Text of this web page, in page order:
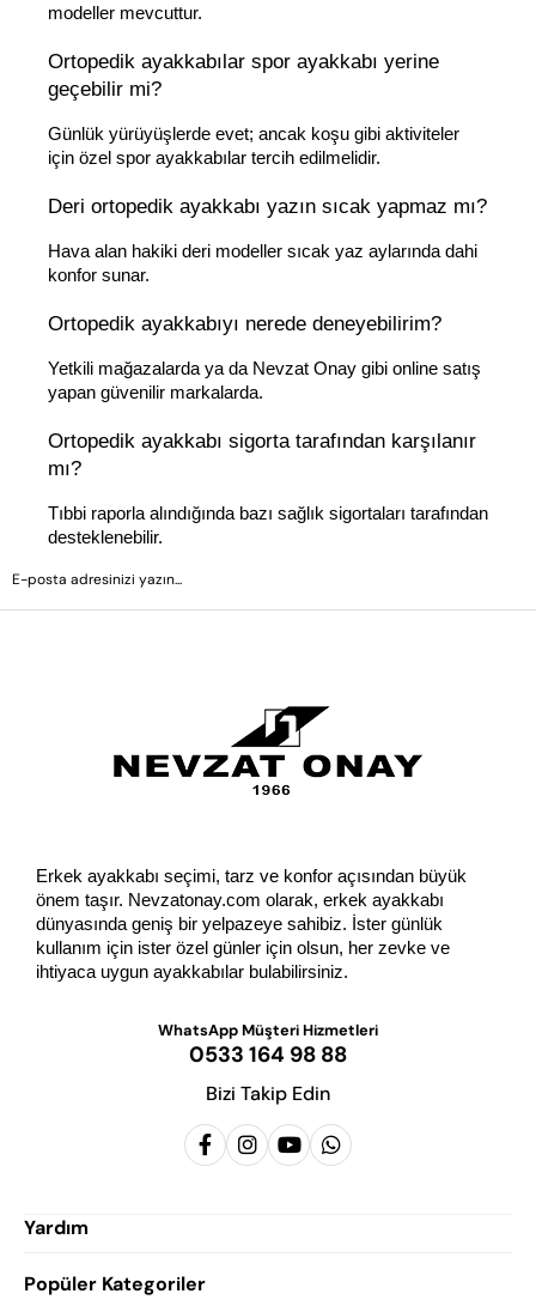
modeller mevcuttur.
Ortopedik ayakkabılar spor ayakkabı yerine
geçebilir mi?
Günlük yürüyüşlerde evet; ancak koşu gibi aktiviteler
için özel spor ayakkabılar tercih edilmelidir.
Deri ortopedik ayakkabı yazın sıcak yapmaz mı?
Hava alan hakiki deri modeller sıcak yaz aylarında dahi
konfor sunar.
Ortopedik ayakkabıyı nerede deneyebilirim?
Yetkili mağazalarda ya da Nevzat Onay gibi online satış
yapan güvenilir markalarda.
Ortopedik ayakkabı sigorta tarafından karşılanır
mı?
Tıbbi raporla alındığında bazı sağlık sigortaları tarafından
desteklenebilir.
Erkek ayakkabı seçimi, tarz ve konfor açısından büyük
önem taşır. Nevzatonay.com olarak, erkek ayakkabı
dünyasında geniş bir yelpazeye sahibiz. İster günlük
kullanım için ister özel günler için olsun, her zevke ve
ihtiyaca uygun ayakkabılar bulabilirsiniz.
WhatsApp Müşteri Hizmetleri
0533 164 98 88
Bizi Takip Edin
Yardım
Popüler Kategoriler